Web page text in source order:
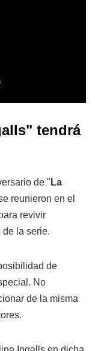
tendrá
de " La
reunieron en el
revivir
de la serie.
de
No
de la misma